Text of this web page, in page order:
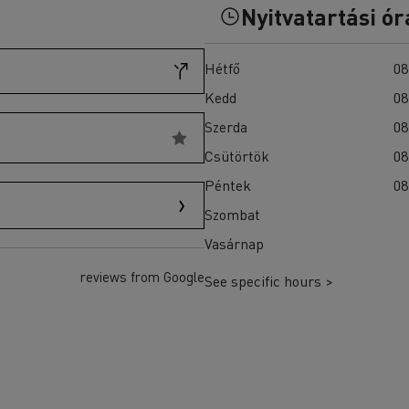
teherautók akkumulátorainak?
T X-Port
T Robust
Ellenőrizze a rendelkezésre álló teherautókat a
Használt teherautók weboldalán
reviews from Google
Nyitvatartási
Hétfő
Kedd
Szerda
Csütörtök
Péntek
Szombat
Vasárnap
See specific hours >